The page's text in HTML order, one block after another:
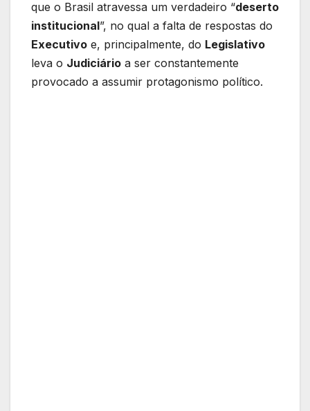
que o Brasil atravessa um verdadeiro “deserto
institucional”, no qual a falta de respostas do
Executivo e, principalmente, do Legislativo
leva o Judiciário a ser constantemente
provocado a assumir protagonismo político.